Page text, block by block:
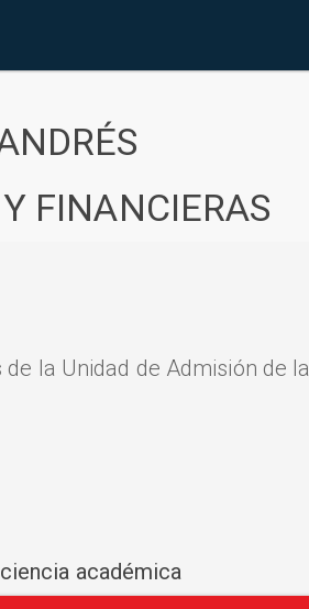
FINANCIERAS
la Unidad de Admisión de la
académica